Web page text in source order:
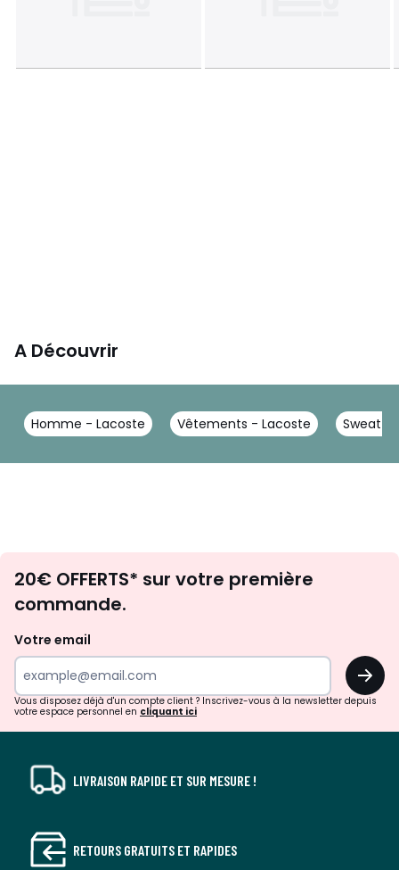
A Découvrir
Homme - Lacoste Vêtements - Lacoste Sweat -
d'inspirations
surprises?
20€ OFFERTS* sur votre première
commande.
Votre email
OK
Vous disposez déjà d'un compte client ? Inscrivez-vous à la newsletter depuis
votre espace personnel en cliquant ici
LIVRAISON RAPIDE ET SUR MESURE !
RETOURS GRATUITS ET RAPIDES